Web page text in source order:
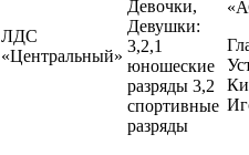
ЛДС
«Центральный»
Девочки,
Девушки:
3,2,1
юношеские
разряды 3,2
спортивные
разряды